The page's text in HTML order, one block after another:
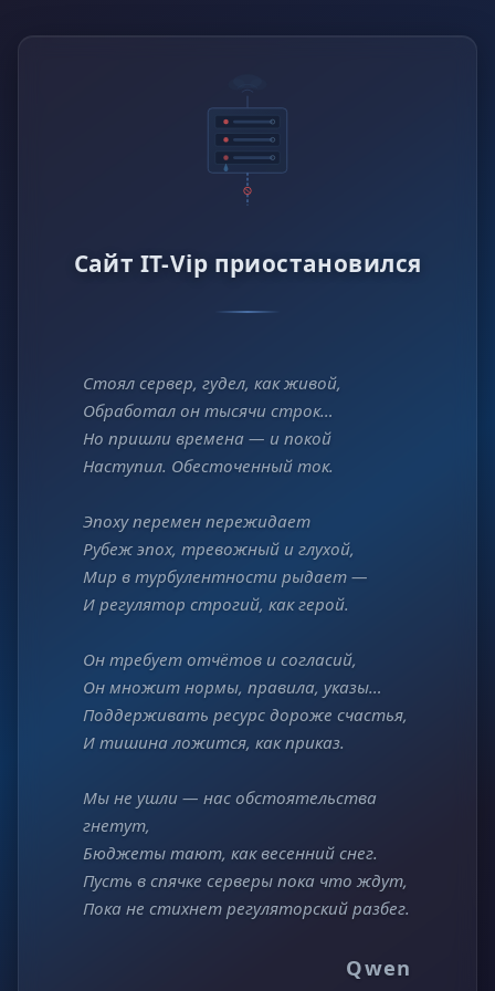
Сайт IT-Vip приостановился
Стоял сервер, гудел, как живой,
Обработал он тысячи строк…
Но пришли времена — и покой
Наступил. Обесточенный ток.
Эпоху перемен пережидает
Рубеж эпох, тревожный и глухой,
Мир в турбулентности рыдает —
И регулятор строгий, как герой.
Он требует отчётов и согласий,
Он множит нормы, правила, указы…
Поддерживать ресурс дороже счастья,
И тишина ложится, как приказ.
Мы не ушли — нас обстоятельства
гнетут,
Бюджеты тают, как весенний снег.
Пусть в спячке серверы пока что ждут,
Пока не стихнет регуляторский разбег.
Qwen